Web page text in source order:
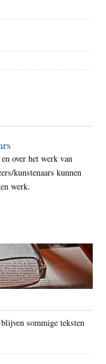
over het werk van
kunstenaars kunnen
werk.
sommige teksten